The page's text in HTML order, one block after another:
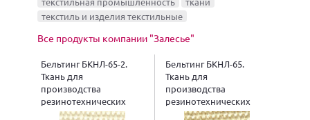
текстиль и изделия текстильные
Все продукты компании "Залесье"
Бельтинг БКНЛ-65-2.
Ткань для
производства
резинотехнических
изделий
Бельтинг БКНЛ-65.
Ткань для
производства
резинотехнических
изделий